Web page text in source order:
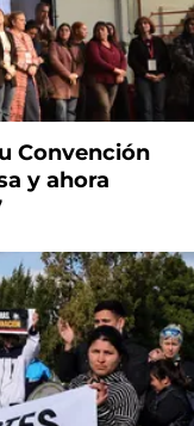
Convención
y ahora